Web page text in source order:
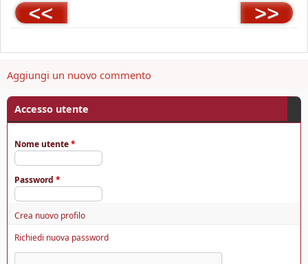
<< >>
Aggiungi un nuovo commento
Accesso utente
Nome utente*
Password *
Crea nuovo profilo
Richiedi nuova password